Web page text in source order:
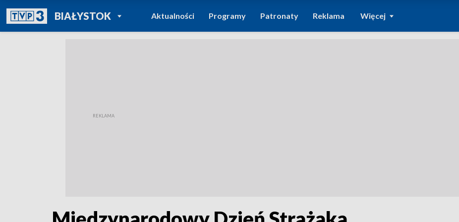
BIAŁYSTOKPOWRÓT DO
TVP REGIONY
Aktualności Programy Patronaty Reklama Więcej